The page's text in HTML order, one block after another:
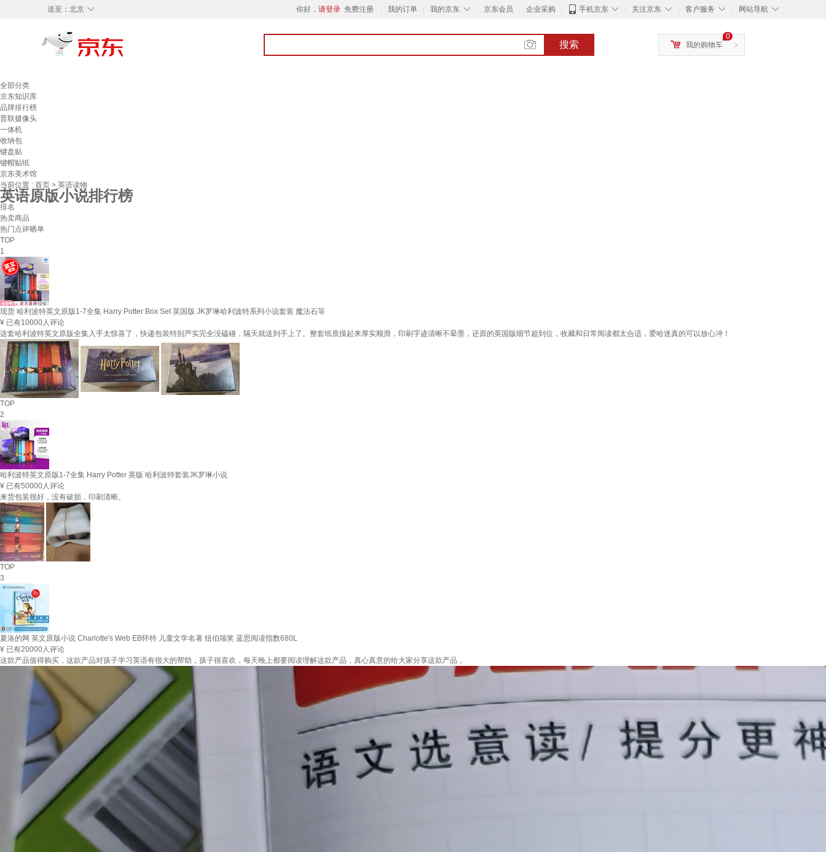
◇
送至： 北京 你好， 请登录 免费注册 我的订单 ◇
我的京东 京东会员 企业采购 ◇
手机京东 ◇
关注京东 ◇
客户服务 ◇
网站导航
搜索 >
0
我的购物车
全部分类
京东知识库
品牌排行榜
普联摄像头
一体机
收纳包
键盘贴
键帽贴纸
京东美术馆
当前位置 : 首页 > 英语读物
英语原版小说排行榜
排名
热卖商品
热门点评晒单
TOP
1
现货 哈利波特英文原版1-7全集 Harry Potter Box Set 英国版 JK罗琳哈利波特系列小说套装 魔法石等
¥ 已有10000人评论
这套哈利波特英文原版全集入手太惊喜了，快递包装特别严实完全没磕碰，隔天就送到手上了。整套纸质摸起来厚实顺滑，印刷字迹清晰不晕墨，还原的英国版细节超到位，收藏和日常阅读都太合适，爱哈迷真的可以放心冲！
TOP
2
哈利波特英文原版1-7全集 Harry Potter 英版 哈利波特套装JK罗琳小说
¥ 已有50000人评论
来货包装很好，没有破损，印刷清晰。
TOP
3
夏洛的网 英文原版小说 Charlotte's Web EB怀特 儿童文学名著 纽伯瑞奖 蓝思阅读指数680L
¥ 已有20000人评论
这款产品值得购买，这款产品对孩子学习英语有很大的帮助，孩子很喜欢，每天晚上都要阅读理解这款产品，真心真意的给大家分享这款产品，